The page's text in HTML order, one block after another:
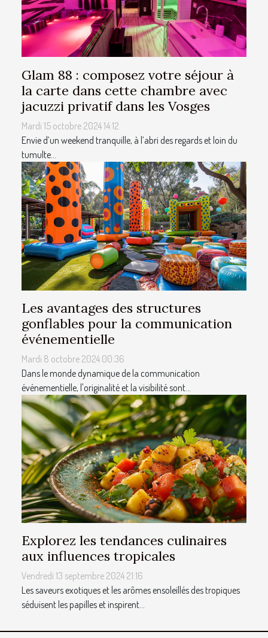
Glam 88 : composez votre séjour à
la carte dans cette chambre avec
jacuzzi privatif dans les Vosges
Mardi 15 octobre 2024 14:12
Envie d’un weekend tranquille, à l’abri des regards et loin du
tumulte...
Les avantages des structures
gonflables pour la communication
événementielle
Mardi 8 octobre 2024 00:36
Dans le monde dynamique de la communication
événementielle, l'originalité et la visibilité sont...
Explorez les tendances culinaires
aux influences tropicales
Vendredi 13 septembre 2024 21:16
Les saveurs exotiques et les arômes ensoleillés des tropiques
séduisent les papilles et inspirent...